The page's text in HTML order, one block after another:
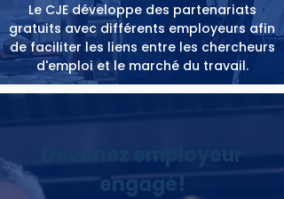
Le CJE développe des partenariats
gratuits avec différents employeurs afin
de faciliter les liens entre les chercheurs
d'emploi et le marché du travail.
Devenez employeur
engagé!